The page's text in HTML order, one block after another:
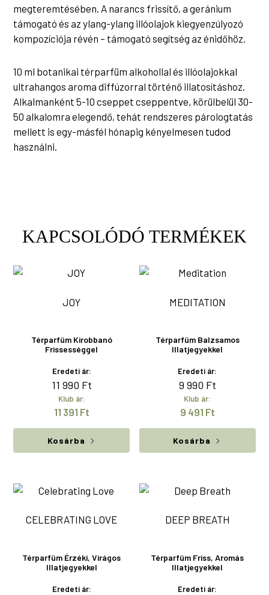
megteremtésében. A narancs frissítő, a geránium
támogató és az ylang-ylang illóolajok kiegyenzúlyozó
kompozíciója révén – támogató segítség az énidőhöz.
10 ml botanikai térparfüm alkohollal és illóolajokkal
ultrahangos aroma diffúzorral történő illatosításhoz.
Alkalmanként 5-10 cseppet cseppentve, körülbelül 30-
50 alkalomra elegendő, tehát rendszeres párologtatás
mellett is egy-másfél hónapig kényelmesen tudod
használni.
KAPCSOLÓDÓ TERMÉKEK
JOY
Térparfüm Kirobbanó
Frissességgel
Eredeti ár:
11 990 Ft
Klub ár:
11 391 Ft
Kosárba
MEDITATION
Térparfüm Balzsamos
Illatjegyekkel
Eredeti ár:
9 990 Ft
Klub ár:
9 491 Ft
Kosárba
CELEBRATING LOVE
Térparfüm Érzéki, Virágos
Illatjegyekkel
Eredeti ár:
DEEP BREATH
Térparfüm Friss, Aromás
Illatjegyekkel
Eredeti ár: